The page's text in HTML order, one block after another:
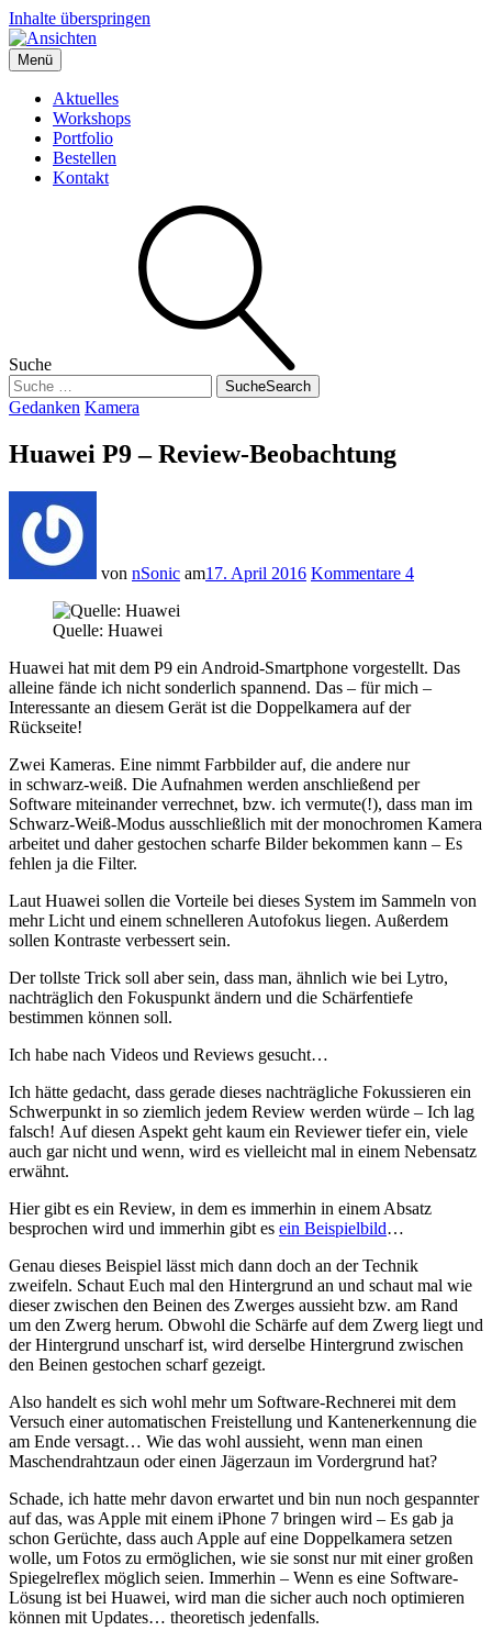
Inhalte überspringen
Ansichten
Boris' Fotografie-Blog
Menü
Aktuelles
Workshops
Portfolio
Bestellen
Kontakt
Suche
SucheSearch
Gedanken Kamera
Huawei P9 – Review-Beobachtung
von nSonic am17. April 2016 Kommentare 4
Quelle: Huawei
Huawei hat mit dem P9 ein Android-Smartphone vorgestellt. Das
alleine fände ich nicht sonderlich spannend. Das – für mich –
Interessante an diesem Gerät ist die Doppelkamera auf der
Rückseite!
Zwei Kameras. Eine nimmt Farbbilder auf, die andere nur
in schwarz-weiß. Die Aufnahmen werden anschließend per
Software miteinander verrechnet, bzw. ich vermute(!), dass man im
Schwarz-Weiß-Modus ausschließlich mit der monochromen Kamera
arbeitet und daher gestochen scharfe Bilder bekommen kann – Es
fehlen ja die Filter.
Laut Huawei sollen die Vorteile bei dieses System im Sammeln von
mehr Licht und einem schnelleren Autofokus liegen. Außerdem
sollen Kontraste verbessert sein.
Der tollste Trick soll aber sein, dass man, ähnlich wie bei Lytro,
nachträglich den Fokuspunkt ändern und die Schärfentiefe
bestimmen können soll.
Ich habe nach Videos und Reviews gesucht…
Ich hätte gedacht, dass gerade dieses nachträgliche Fokussieren ein
Schwerpunkt in so ziemlich jedem Review werden würde – Ich lag
falsch! Auf diesen Aspekt geht kaum ein Reviewer tiefer ein, viele
auch gar nicht und wenn, wird es vielleicht mal in einem Nebensatz
erwähnt.
Hier gibt es ein Review, in dem es immerhin in einem Absatz
besprochen wird und immerhin gibt es ein Beispielbild…
Genau dieses Beispiel lässt mich dann doch an der Technik
zweifeln. Schaut Euch mal den Hintergrund an und schaut mal wie
dieser zwischen den Beinen des Zwerges aussieht bzw. am Rand
um den Zwerg herum. Obwohl die Schärfe auf dem Zwerg liegt und
der Hintergrund unscharf ist, wird derselbe Hintergrund zwischen
den Beinen gestochen scharf gezeigt.
Also handelt es sich wohl mehr um Software-Rechnerei mit dem
Versuch einer automatischen Freistellung und Kantenerkennung die
am Ende versagt… Wie das wohl aussieht, wenn man einen
Maschendrahtzaun oder einen Jägerzaun im Vordergrund hat?
Schade, ich hatte mehr davon erwartet und bin nun noch gespannter
auf das, was Apple mit einem iPhone 7 bringen wird – Es gab ja
schon Gerüchte, dass auch Apple auf eine Doppelkamera setzen
wolle, um Fotos zu ermöglichen, wie sie sonst nur mit einer großen
Spiegelreflex möglich seien. Immerhin – Wenn es eine Software-
Lösung ist bei Huawei, wird man die sicher auch noch optimieren
können mit Updates… theoretisch jedenfalls.